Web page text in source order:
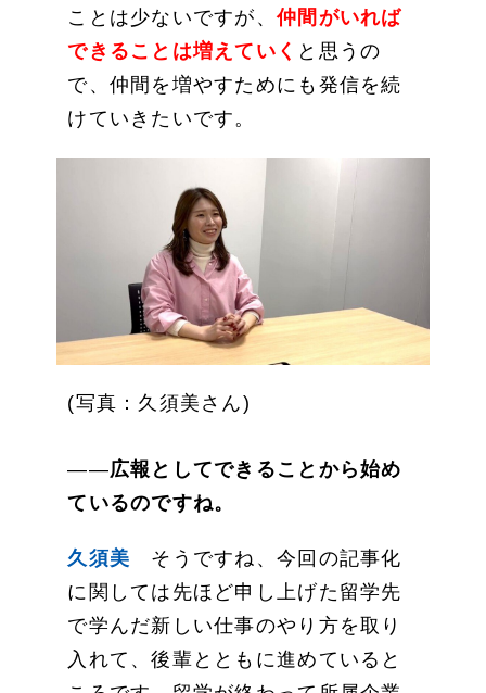
ことは少ないですが、仲間がいれば
できることは増えていく と思うの
で、仲間を増やすためにも発信を続
けていきたいです。
(写真：久須美さん)
――広報としてできることから始め
ているのですね。
久須美 そうですね、今回の記事化
に関しては先ほど申し上げた留学先
で学んだ新しい仕事のやり方を取り
入れて、後輩とともに進めていると